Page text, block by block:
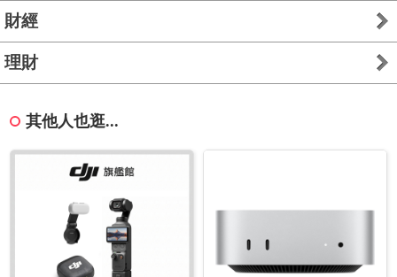
財經
理財
其他人也逛...